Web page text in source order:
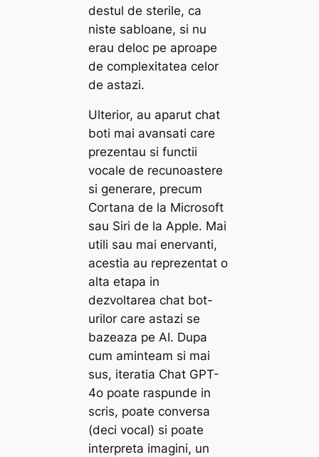
destul de sterile, ca
niste sabloane, si nu
erau deloc pe aproape
de complexitatea celor
de astazi.
Ulterior, au aparut chat
boti mai avansati care
prezentau si functii
vocale de recunoastere
si generare, precum
Cortana de la Microsoft
sau Siri de la Apple. Mai
utili sau mai enervanti,
acestia au reprezentat o
alta etapa in
dezvoltarea chat bot-
urilor care astazi se
bazeaza pe AI. Dupa
cum aminteam si mai
sus, iteratia Chat GPT-
4o poate raspunde in
scris, poate conversa
(deci vocal) si poate
interpreta imagini, un